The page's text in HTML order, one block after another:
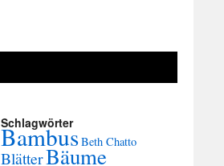
Schlagwörter
BambusBeth Chatto
BlätterBäume